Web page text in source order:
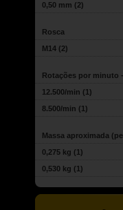
0,50 mm (2)
Rosca
M14 (2)
Rotações por minuto
12.500/min (1)
8.500/min (1)
Massa aproximada
0,275 kg (1)
0,530 kg (1)